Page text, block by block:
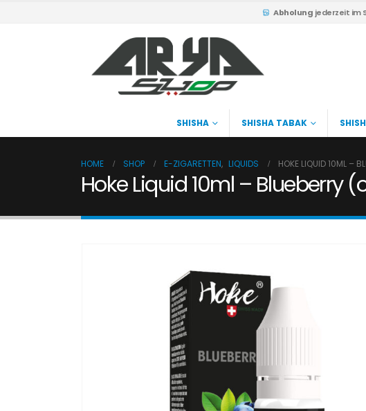
Abholung jederzeit im
SHISHA SHISHA TABAK
HOME SHOP E-ZIGARETTEN, LIQUIDS HOKE LIQUID 10ML –
Hoke Liquid 10ml – Blueberry